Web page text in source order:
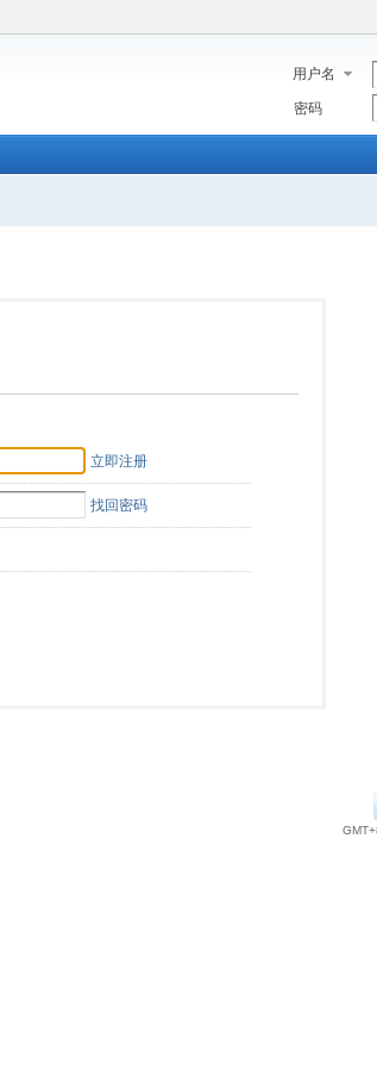
用户名
密码
立即注册
找回密码